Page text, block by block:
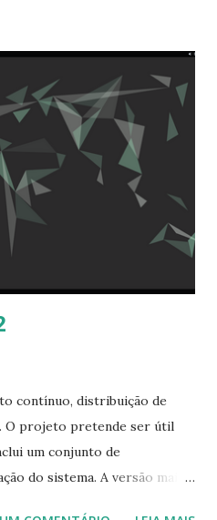
contínuo, distribuição de
O projeto pretende ser útil
um conjunto de
do sistema. A versão mais